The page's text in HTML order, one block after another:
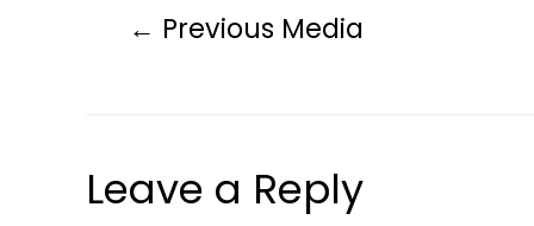
← Previous Media
Leave a Reply